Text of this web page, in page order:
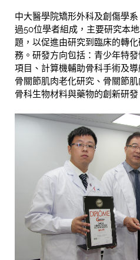
中大醫學院矯形外科及創傷學
過50位學者組成，主要研究本
題，以促進由研究到臨床的轉
務。研發方向包括：青少年特
項目、計算機輔助骨科手術及
骨關節肌肉老化研究、骨關節
骨科生物材料與藥物的創新研發